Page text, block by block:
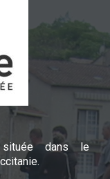
dans le